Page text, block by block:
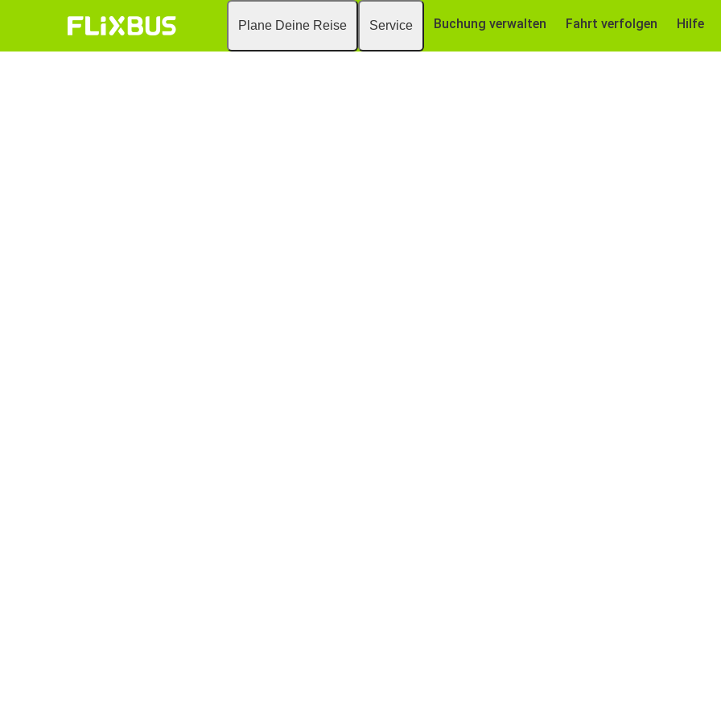
Plane Deine Reise Service Buchung verwalten Fahrt verfolgen Hilfe